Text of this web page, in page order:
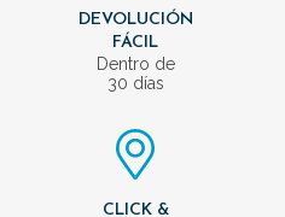
DEVOLUCIÓN
FÁCIL
Dentro de
30 días
CLICK &